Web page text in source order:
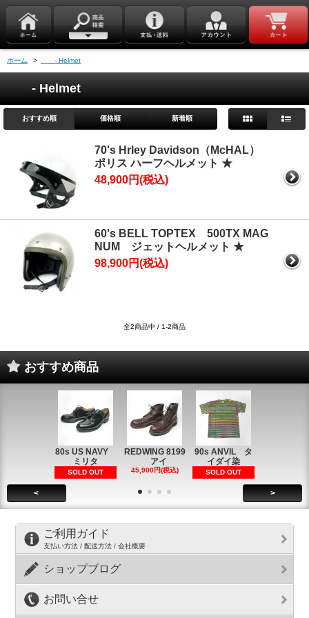
ホーム > - Helmet
- Helmet
おすすめ順 価格順 新着順
70's Hrley Davidson（McHAL）
ポリス ハーフヘルメット ★
48,900円(税込)
60's BELL TOPTEX 500TX MAG
NUM ジェットヘルメット ★
98,900円(税込)
全2商品中 / 1-2商品
おすすめ商品
80s US NAVY
ミリタ
SOLD OUT
REDWING 8199
アイ
45,900円(税込)
90s ANVIL タ
イダイ染
SOLD OUT
< >
ご利用ガイド
支払い方法 / 配送方法 / 会社概要
ショップブログ
お問い合せ